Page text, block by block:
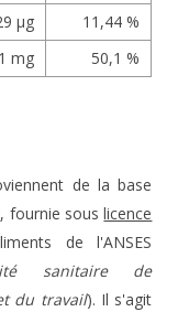
µg
11,44 %
mg 50,1 %
de la base
, fournie souslicence
de l'ANSES
sanitaire de
du travail). Il s'agit